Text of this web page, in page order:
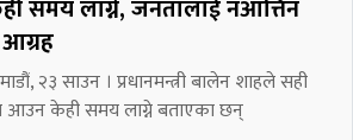
समय लाग्ने, जनतालाई नआत्तिन
आग्रह
२३ साउन । प्रधानमन्त्री बालेन शाहले सही
केही समय लाग्ने बताएका छन्